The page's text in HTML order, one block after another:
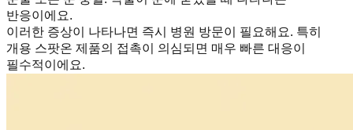
반응이에요.
이러한 증상이 나타나면 즉시 병원 방문이 필요해요. 특히
개용 스팟온 제품의 접촉이 의심되면 매우 빠른 대응이
필수적이에요.